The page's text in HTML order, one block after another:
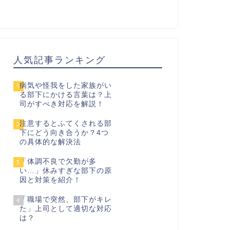
人気記事ランキング
1病気や怪我をした家族がい
る部下にかける言葉は？上
司がすべき対応を解説！
2注意するとふてくされる部
下にどう向き合うか？4つ
の具体的な解決法
3 「体調不良で欠勤が多
い…」休みすぎな部下の原
因と対策を紹介！
4「職場で突然、部下がキレ
た」上司として適切な対応
は？